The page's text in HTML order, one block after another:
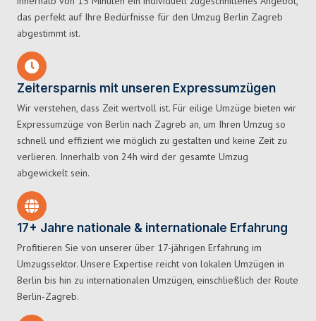
das perfekt auf Ihre Bedürfnisse für den Umzug Berlin Zagreb
abgestimmt ist.
Zeitersparnis mit unseren Expressumzügen
Wir verstehen, dass Zeit wertvoll ist. Für eilige Umzüge bieten wir
Expressumzüge von Berlin nach Zagreb an, um Ihren Umzug so
schnell und effizient wie möglich zu gestalten und keine Zeit zu
verlieren. Innerhalb von 24h wird der gesamte Umzug
abgewickelt sein.
17+ Jahre nationale & internationale Erfahrung
Profitieren Sie von unserer über 17-jährigen Erfahrung im
Umzugssektor. Unsere Expertise reicht von lokalen Umzügen in
Berlin bis hin zu internationalen Umzügen, einschließlich der Route
Berlin-Zagreb.